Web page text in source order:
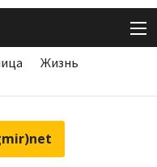
Жизнь